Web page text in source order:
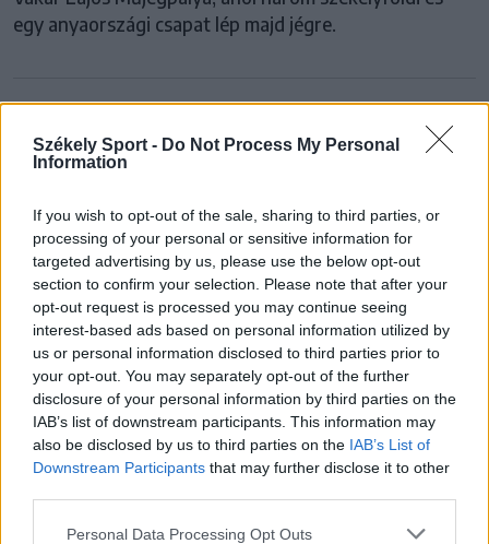
Székely Sport - Do Not Process My Personal
Information
If you wish to opt-out of the sale, sharing to third parties, or
processing of your personal or sensitive information for
targeted advertising by us, please use the below opt-out
section to confirm your selection. Please note that after your
opt-out request is processed you may continue seeing
interest-based ads based on personal information utilized by
us or personal information disclosed to third parties prior to
your opt-out. You may separately opt-out of the further
disclosure of your personal information by third parties on the
IAB’s list of downstream participants. This information may
also be disclosed by us to third parties on the IAB’s List of
Downstream Participants that may further disclose it to other
Personal Data Processing Opt Outs
egy anyaországi csapat lép majd jégre.
Korábbi cikkek betöltése
21:58
Nagy pofonba szaladt belé a Kolozsvári CFR,
kikapott a Győr és a Loki is
20:17
Idegenben vezetett, a pihenő után visszavett az U
Craiova az EL-selejtezőn
17:43
Két FK-játékos kapott meghívót a válogatottba
16:22
Egy újonc jelentkezett, több átsorolás a Csík körzeti
focibajnokság új idényében